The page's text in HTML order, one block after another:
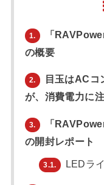
1.
「
の概要
2.
目玉はACコ
が、消費電力に
3.
「
の開封レポート
3.1. LEDラ